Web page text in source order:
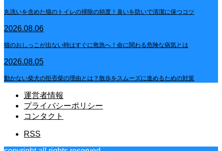
丸洗いを含めた猫のトイレの掃除の頻度！臭いを防いで清潔に保つコツ
2026.08.06
猫のおしっこが出ない時はすぐに救急へ！命に関わる危険な病気とは
2026.08.05
動かない柴犬の拒否柴の理由とは？散歩をスムーズに進めるための対策
運営者情報
プライバシーポリシー
コンタクト
RSS